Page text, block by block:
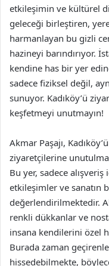
etkileşimin ve kültürel
geleceği birleştiren,
harmanlayan bu gizli
hazineyi barındırıyor.
kendine has bir yer
sadece fiziksel değil,
sunuyor. Kadıköy’ü
keşfetmeyi unutmayın!
Akmar Paşajı,
ziyaretçilerine
Bu yer, sadece
etkileşimler ve sanatın
değerlendirilmektedir.
renkli dükkanlar ve
insana kendilerini özel
Burada zaman
hissedebilmekte,